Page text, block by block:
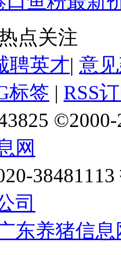
点关注
聘英才| 意
标签 | RSS
网
司
东养猪信